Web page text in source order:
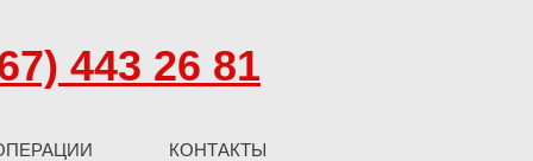
443 26 81
КОНТАКТЫ